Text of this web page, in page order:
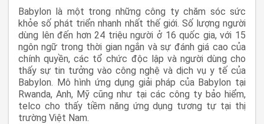
Babylon là một trong những công ty chăm sóc sức
khỏe số phát triển nhanh nhất thế giới. Số lượng người
dùng lên đến hơn 24 triệu người ở 16 quốc gia, với 15
ngôn ngữ trong thời gian ngắn và sự đánh giá cao của
chính quyền, các tổ chức độc lập và người dùng cho
thấy sự tin tưởng vào công nghệ và dịch vụ y tế của
Babylon. Mô hình ứng dụng giải pháp của Babylon tại
Rwanda, Anh, Mỹ cũng như tại các công ty bảo hiểm,
telco cho thấy tiềm năng ứng dụng tương tự tại thị
trường Việt Nam.